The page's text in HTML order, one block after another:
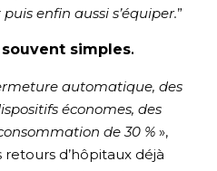
enfin aussi s’équiper.”
simples.
automatique, des
économes, des
de 30 % »,
d’hôpitaux déjà